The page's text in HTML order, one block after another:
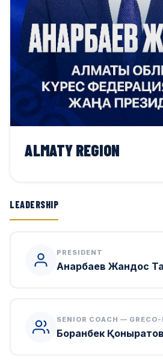
ALMATY REGION
LEADERSHIP
PRESIDENT
Анарбаев Жандос
SENIOR COACH — GRECO-
Боранбек Қоныратов